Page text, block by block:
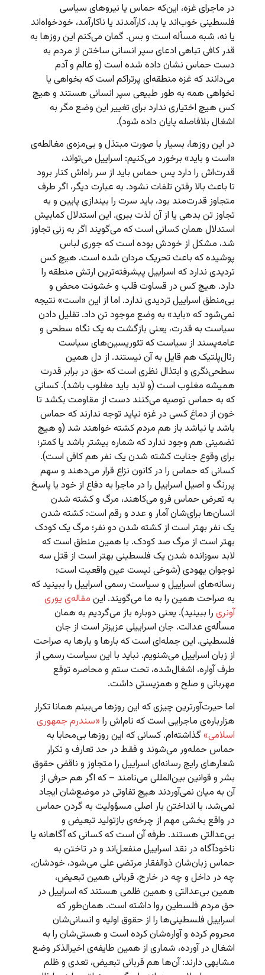
در ماجرای غزه، این‌که حماس یا نیروهای سیاسی
فلسطینی خوب‌اند‌ یا بد، کارآمدند یا ناکارآمد، خودخواه‌اند
یا نه، شبه مسأله است و بس. گمان می‌کنم این روزها به
قدر کافی تباهی ادعای سپر انسانی ساختن از مردم به
دست حماس نشان داده شده است (و عالم و آدم
می‌دانند که غزه منطقه‌ای پرتراکم است که بخواهی یا
نخواهی همه به طور طبیعی سپر انسانی هستند و هیچ
کس هیچ اختیاری ندارد برای تغییر این وضع مگر به
اشغال بلافاصله پایان داده شود).
در این روزها، بسیار با صورت مبتذل و بی‌مزه‌ی مغالطه‌ی
«است و باید» برخورد می‌کنیم:‌ اسراییل می‌تواند،
قدرت‌اش را دارد پس حماس باید از سر راه‌اش کنار برود
تا باعث بالا رفتن تلفات نشود. به عبارت دیگر، اگر طرف
متجاوز قدرت‌مند بود، باید سرت را بیندازی پایین و به
تجاوز تن بدهی یا از آن لذت ببری. این استدلال کمابیش
استدلال همان کسانی است که می‌گویند اگر به زنی تجاوز
شد، مشکل از خودش بوده است که جوری لباس
پوشیده که باعث تحریک مردان شده است. هیچ کس
تردیدی ندارد که اسراییل پیشرفته‌ترین ارتش منطقه را
دارد. هیچ کس در قساوت قلب و خشونت محض و
بی‌منطق اسراییل تردیدی ندارد. اما از این «است» نتیجه
نمی‌‌شود که «باید» به وضع موجود تن داد. تقلیل دادن
سیاست به قدرت، یعنی بازگشت به یک نگاه سطحی و
عامه‌پسند از سیاست که تئوریسین‌های سیاست
رئال‌پلتیک هم قایل به آن نیستند. از دل همین
سطحی‌نگری و ابتذال نظری است که حق در برابر قدرت
همیشه مغلوب است (و لابد باید مغلوب باشد). کسانی
که به حماس توصیه می‌کنند دست از مقاومت بکشد تا
خون از دماغ کسی در غزه نیاید توجه ندارند که حماس
باشد یا نباشد باز هم مردم کشته خواهند شد (و هیچ
تضمینی هم وجود ندارد که شماره بیشتر باشد یا کمتر؛
برای وقوع جنایت کشته شدن یک نفر هم کافی است).
کسانی که حماس را در کانون نزاع قرار می‌دهند و سهم
پررنگ و اصیل اسراییل را در ماجرا به دفاع از خود یا پاسخ
به تعرض حماس فرو می‌کاهند، مرگ و کشته شدن
انسان‌ها برای‌شان آمار و عدد و رقم است: کشته شدن
یک نفر بهتر است از کشته شدن دو نفر؛ مرگ یک کودک
بهتر است از مرگ صد کودک. با همین منطق است که
لابد سوزانده شدن یک فلسطینی بهتر است از قتل سه
نوجوان یهودی (شوخی نیست عین واقعیت است؛
رسانه‌های اسراییل و سیاست رسمی اسراییل را ببینید که
به صراحت همین را به ما می‌گویند. این‌ مقاله‌ی یوری
آونری را ببینید). یعنی دوباره باز می‌گردیم به همان
مسأله‌ی عدالت. جان اسراییلی عزیزتر است از جان
فلسطینی. این جمله‌ای است که بارها و بارها به صراحت
از زبان اسراییل می‌شنویم. نباید با این سیاست رسمی از
طرف آواره، اشغال‌شده، تحت ستم و محاصره توقع
مهربانی و صلح و همزیستی داشت.
اما حیرت‌آورترین چیزی که این روزها می‌بینم همانا تکرار
هزارباره‌ی ماجرایی است که نام‌اش را «سندرم جمهوری
اسلامی» گذاشته‌ام. کسانی که این روزها بی‌محابا به
حماس حمله‌ور می‌شوند و فقط در حد تعارف و تکرار
شعارهای رایج رسانه‌ای اسراییل را متجاوز و ناقض حقوق
بشر و قوانین بین‌المللی می‌نامند – که اگر هم حرفی از
آن به میان نمی‌آوردند هیچ تفاوتی در موضع‌شان ایجاد
نمی‌شد، با انداختن بار اصلی مسؤولیت به گردن حماس
در واقع بخشی مهم از چرخه‌ی بازتولید تبعیض و
بی‌عدالتی هستند. طرفه آن است که کسانی که آگاهانه یا
ناخودآگاه در نقد اسراییل منفعل‌اند و در تاختن به
حماس زبان‌شان ذوالفقار مرتضی علی می‌شود، خودشان،
چه در داخل و چه در خارج،‌ قربانی همین تبعیض،
همین بی‌عدالتی و همین ظلمی هستند که اسراییل در
حق مردم فلسطین روا داشته است. همان‌طور که
اسراییل فلسطینی‌ها را از حقوق اولیه و انسانی‌شان
محروم کرده و آواره‌شان کرده است و هستی‌شان را به
اشغال در آورده، شماری از همین طایفه‌ی اخیرالذکر وضع
مشابهی دارند:‌ آن‌ها هم قربانی تبعیض، تعدی و ظلم